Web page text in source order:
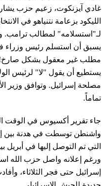
غادي آيزنكوت، زعيم حزب
الليكود بزعامة نتنياهو في
يسبق أن استسلم رئيس وزراء
مطلب غير معقول بشكل
يستطيع أن يقول "لا" لرئيس
مصلحة إسرائيل. وتوافق وزير
تماماً.
جاء تقرير أكسيوس في الوقت
واشنطن توسطت في هدنة بين
التي تم التوصل إليها في أبريل
ورغم إعلانه واصل حزب الله
إسرائيل حتى فجر الثلاثاء،